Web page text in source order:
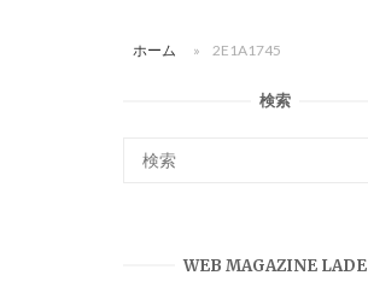
ホーム » 2E1A1745
検索
WEB MAGAZINE LADE